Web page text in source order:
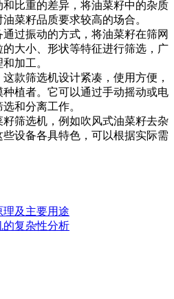
比重的差异，将油菜籽中的杂质
菜籽品质要求较高的场合。
过振动的方式，将油菜籽在筛网
的大小、形状等特征进行筛选，广
加工。
款筛选机设计紧凑，使用方便，
植者。它可以通过手动摇动或电
和分离工作。
筛选机，例如吹风式油菜籽去杂
设备各具特色，可以根据实际需
理及主要用途
的复杂性分析